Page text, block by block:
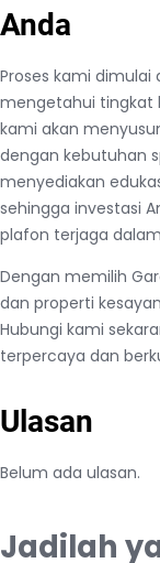
Anda
Proses kami
mengetahui tingkat
kami akan
dengan kebutuhan
menyediakan
sehingga investasi
plafon terjaga
Dengan memilih
dan properti
Hubungi kami
terpercaya dan
Ulasan
Belum ada ulasan.
Jadilah